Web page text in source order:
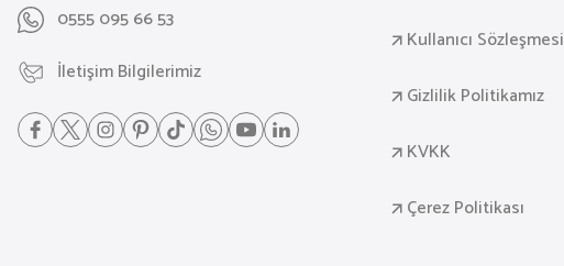
0555 095 66 53
İletişim Bilgilerimiz
Kullanıcı Sözleşmesi
Gizlilik Politikamız
KVKK
Çerez Politikası